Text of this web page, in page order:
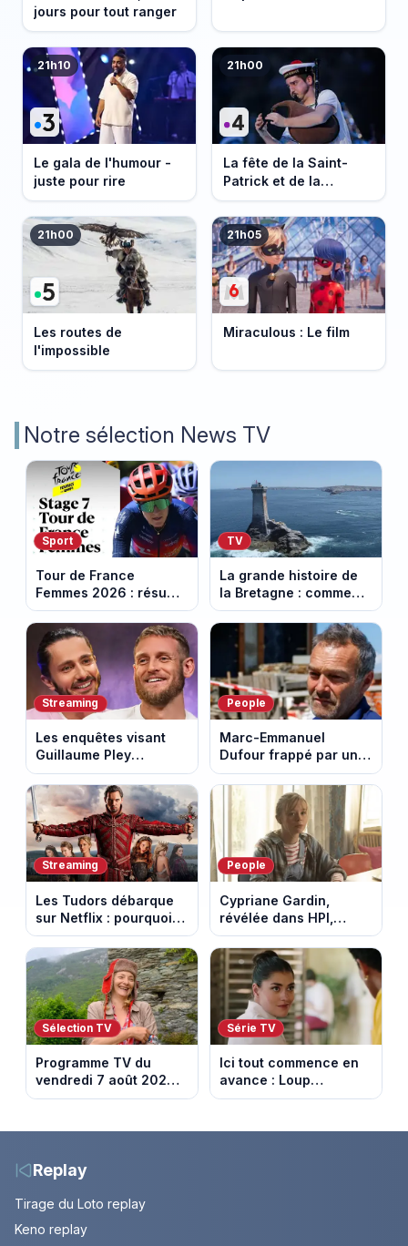
jours pour tout ranger
21h10
Le gala de l'humour -
juste pour rire
21h00
La fête de la Saint-
Patrick et de la
Bretagne
21h00
Les routes de
l'impossible
21h05
Miraculous : Le film
Notre sélection News TV
Sport
Tour de France
Femmes 2026 : résumé
vidéo de la 7e étape
avec l'ascension du
Mont Ventoux
TV
La grande histoire de
la Bretagne : comment
les Bretons ont
défendu leur culture
au fil des décennies
Streaming
Les enquêtes visant
Guillaume Pley
poussent Ragnar Le
Breton à quitter la
tournée Legend
People
Marc-Emmanuel
Dufour frappé par un
terrible incendie : son
chalet part en fumée
Streaming
Les Tudors débarque
sur Netflix : pourquoi la
série n’a rien perdu de
son pouvoir
People
Cypriane Gardin,
révélée dans HPI,
lance une cagnotte
après des difficultés
financières
Sélection TV
Programme TV du
vendredi 7 août 2026 :
notre sélection pour
Série TV
Ici tout commence en
avance : Loup
découvre la trahison
10 août 2026 (spoiler)
Replay
Tirage du Loto replay
Keno replay